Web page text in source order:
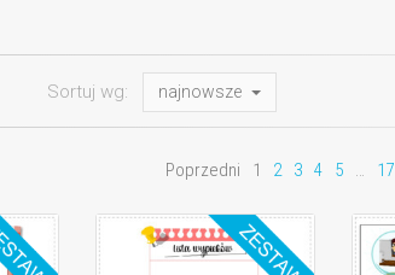
Sortuj wg: najnowsze
Poprzedni 1 2 3 4 5 … 17